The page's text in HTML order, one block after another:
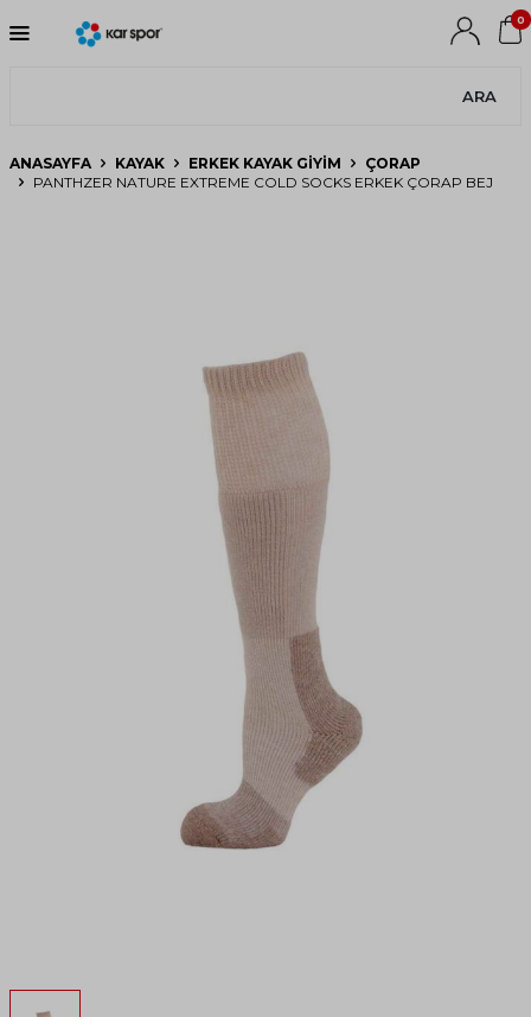
ARA
0
ANASAYFA KAYAK ERKEK KAYAK GIYIM
ÇORAP
PANTHZER NATURE EXTREME COLD SOCKS ERKEK ÇORAP BEJ